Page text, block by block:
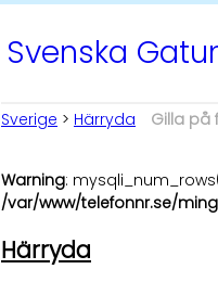
Svenska
Sverige > Härryda Gilla på
Warning:
/var/www/telefonnr.se/
Härryda